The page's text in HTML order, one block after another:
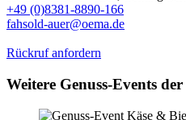
+49 (0)8381-8890-166
fahsold-auer@oema.de
Rückruf anfordern
Weitere Genuss-Events